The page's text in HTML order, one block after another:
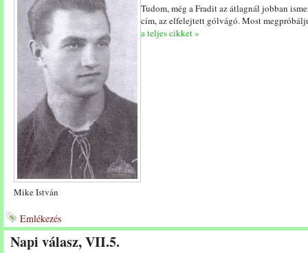
Mike István
Tudom, még a Fradit az átlagnál jobban
cím, az elfelejtett gólvágó. Most
a teljes cikket »
Emlékezés
Napi válasz, VII.5.